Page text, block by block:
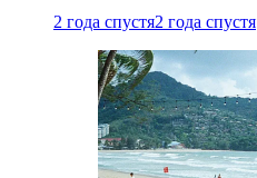
2 года спустя2 года спустя